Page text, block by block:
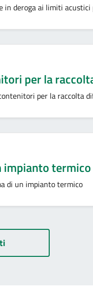
in deroga ai limiti
per la
per la raccolta
impianto termico
di un impianto termico